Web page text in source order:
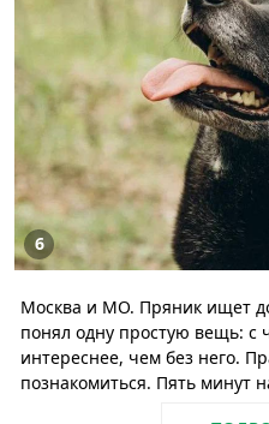
6
Москва и МО. Пряник ищет
понял одну простую вещь: с
интереснее, чем без него.
познакомиться. Пять минут